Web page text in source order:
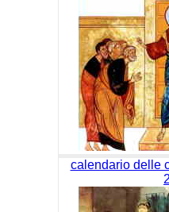
calendario delle